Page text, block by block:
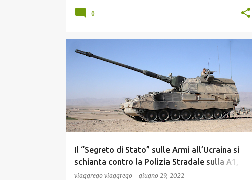
0
Il “Segreto di Stato” sulle Armi all’Ucraina si
schianta contro la Polizia Stradale sulla A1,
che blocca i Mezzi destinati a Zelensky !
viaggrego viaggrego - giugno 29, 2022
GUERRA UCRAINA